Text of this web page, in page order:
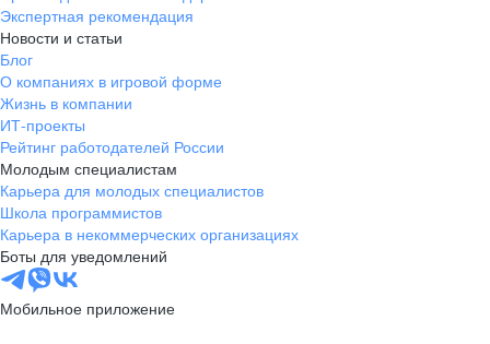
Экспертная рекомендация
Новости и статьи
Блог
О компаниях в игровой форме
Жизнь в компании
ИТ-проекты
Рейтинг работодателей России
Молодым специалистам
Карьера для молодых специалистов
Школа программистов
Карьера в некоммерческих организациях
Боты для уведомлений
Мобильное приложение